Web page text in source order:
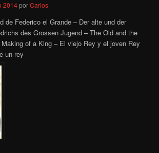
2014porCarlos
de Federico el Grande – Der alte und der
des Grossen Jugend – The Old and the
of a King – El viejo Rey y el joven Rey
un rey